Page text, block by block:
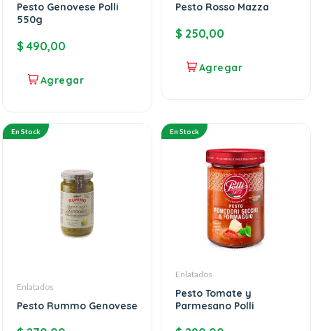
Pesto Genovese Polli
550g
$ 490,00
Pesto Rosso Mazza
$ 250,00
En Stock
Enlatados
Pesto Rummo Genovese
En Stock
Enlatados
Pesto Tomate y
Parmesano Polli